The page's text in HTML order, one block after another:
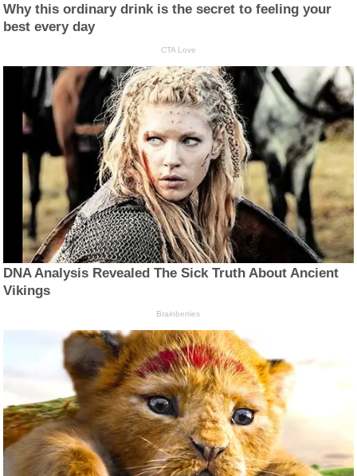
Why this ordinary drink is the secret to feeling your
best every day
CTA Love
DNA Analysis Revealed The Sick Truth About Ancient
Vikings
Brainberries